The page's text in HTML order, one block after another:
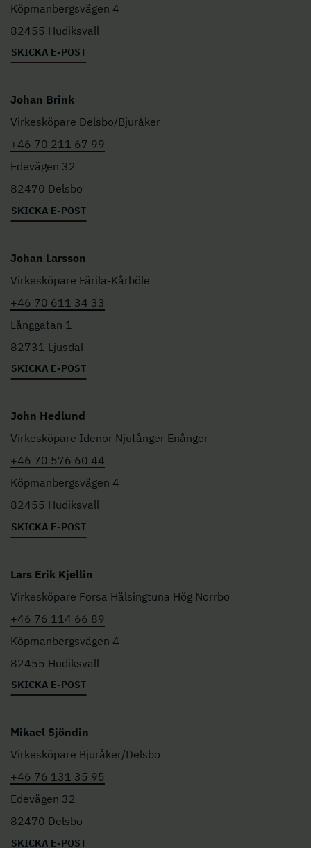
Köpmanbergsvägen 4
82455 Hudiksvall
SKICKA E-POST
Johan Brink
Virkesköpare Delsbo/Bjuråker
+46 70 211 67 99
Edevägen 32
82470 Delsbo
SKICKA E-POST
Johan Larsson
Virkesköpare Färila-Kårböle
+46 70 611 34 33
Långgatan 1
82731 Ljusdal
SKICKA E-POST
John Hedlund
Virkesköpare Idenor Njutånger Enånger
+46 70 576 60 44
Köpmanbergsvägen 4
82455 Hudiksvall
SKICKA E-POST
Lars Erik Kjellin
Virkesköpare Forsa Hälsingtuna Hög Norrbo
+46 76 114 66 89
Köpmanbergsvägen 4
82455 Hudiksvall
SKICKA E-POST
Mikael Sjöndin
Virkesköpare Bjuråker/Delsbo
+46 76 131 35 95
Edevägen 32
82470 Delsbo
SKICKA E-POST